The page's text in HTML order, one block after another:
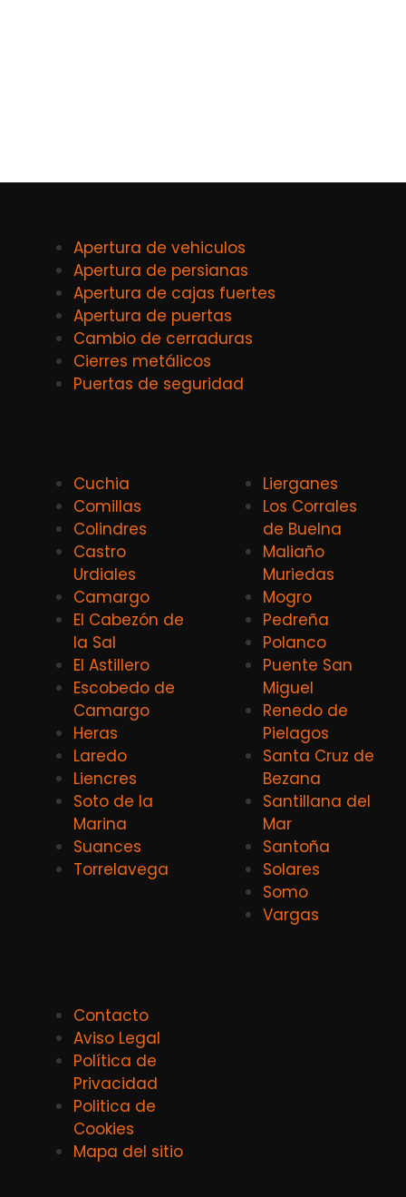
Apertura de vehiculos
Apertura de persianas
Apertura de cajas fuertes
Apertura de puertas
Cambio de cerraduras
Cierres metálicos
Puertas de seguridad
Cuchia
Comillas
Colindres
Castro
Urdiales
Camargo
El Cabezón de
la Sal
El Astillero
Escobedo de
Camargo
Heras
Laredo
Liencres
Soto de la
Marina
Suances
Torrelavega
Lierganes
Los Corrales
de Buelna
Maliaño
Muriedas
Mogro
Pedreña
Polanco
Puente San
Miguel
Renedo de
Pielagos
Santa Cruz de
Bezana
Santillana del
Mar
Santoña
Solares
Somo
Vargas
Contacto
Aviso Legal
Política de
Privacidad
Politica de
Cookies
Mapa del sitio